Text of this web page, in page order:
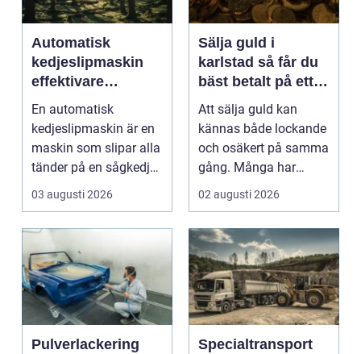
Automatisk
kedjeslipmaskin
effektivare
skogsarbete med
jämnare resultat
En automatisk
kedjeslipmaskin är en
maskin som slipar alla
tänder på en sågkedja
utan att användaren...
03 augusti 2026
Sälja guld i
karlstad så får du
bäst betalt på ett
tryggt sätt
Att sälja guld kan
kännas både lockande
och osäkert på samma
gång. Många har
gamla smycken,
02 augusti 2026
Pulverlackering
Specialtransport